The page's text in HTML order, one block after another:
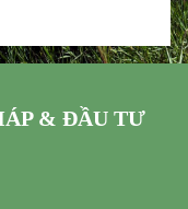
& ĐẦU TƯ